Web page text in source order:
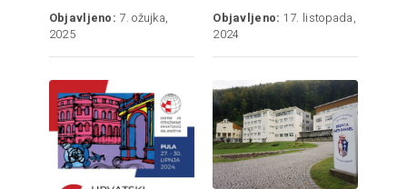
Objavljeno: 7. ožujka,
2025
Objavljeno: 17. listopada,
2024